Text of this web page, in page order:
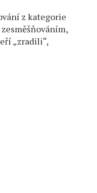
z kategorie
„zradili“,